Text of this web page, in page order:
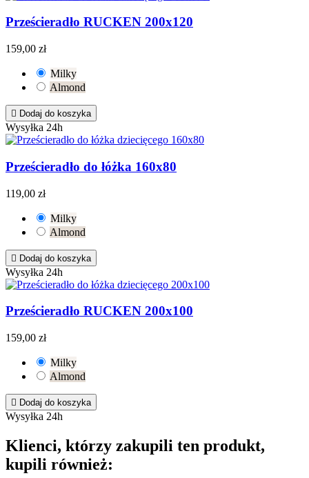
Prześcieradło RUCKEN 200x120
159,00 zł
Milky
Almond
 Dodaj do koszyka
Wysyłka 24h
Prześcieradło do łóżka 160x80
119,00 zł
Milky
Almond
 Dodaj do koszyka
Wysyłka 24h
Prześcieradło RUCKEN 200x100
159,00 zł
Milky
Almond
 Dodaj do koszyka
Wysyłka 24h
Klienci, którzy zakupili ten produkt,
kupili również: